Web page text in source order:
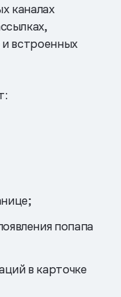
каналах
встроенных
попапа
в карточке